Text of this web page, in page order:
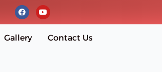
F
a
c
b
o
Y
o
u
Gallery Contact Us